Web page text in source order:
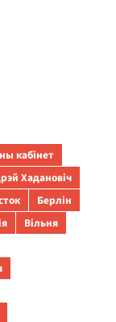
кабінет
Хадановіч
Берлін
Вільня